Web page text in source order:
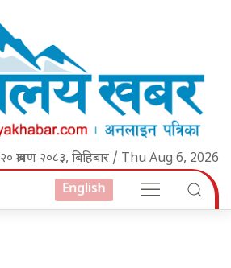
२० श्रावण २०८३, बिहिबार / Thu Aug 6, 2026
English